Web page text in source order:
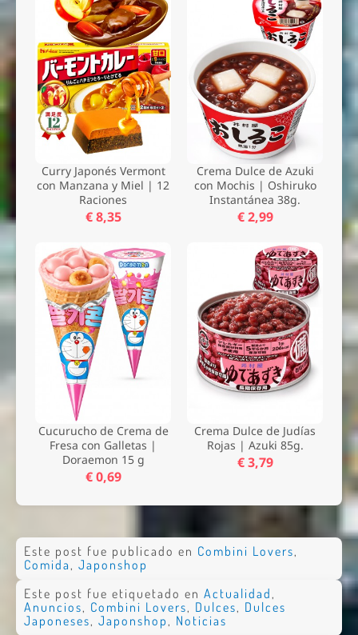
Curry Japonés Vermont
con Manzana y Miel | 12
Raciones
€ 8,35
Crema Dulce de Azuki
con Mochis | Oshiruko
Instantánea 38g.
€ 2,99
Cucurucho de Crema de
Fresa con Galletas |
Doraemon 15 g
€ 0,69
Crema Dulce de Judías
Rojas | Azuki 85g.
€ 3,79
Este post fue publicado en Combini Lovers,
Comida, Japonshop
Este post fue etiquetado en Actualidad,
Anuncios, Combini Lovers, Dulces, Dulces
Japoneses, Japonshop, Noticias